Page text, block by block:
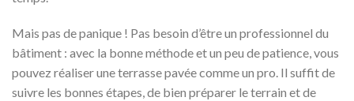
Mais pas de panique ! Pas besoin d’être un professionnel du
bâtiment : avec la bonne méthode et un peu de patience, vous
pouvez réaliser une terrasse pavée comme un pro. Il suffit de
suivre les bonnes étapes, de bien préparer le terrain et de